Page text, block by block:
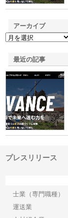
アーカイブ
最近の記事
プレスリリース
士業（専門職種）
運送業